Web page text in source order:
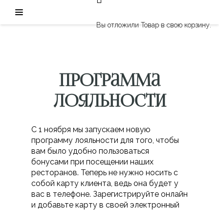
Вы отложилиТоварв свою корзину.
Программа
лояльности
С 1 ноября мы запускаем новую
программу лояльности для того, чтобы
вам было удобно пользоваться
бонусами при посещении наших
ресторанов. Теперь не нужно носить с
собой карту клиента, ведь она будет у
вас в телефоне. Зарегистрируйте онлайн
и добавьте карту в своей электронный